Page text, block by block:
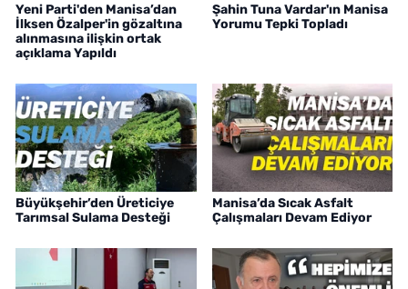
Yeni Parti'den Manisa’dan
İlksen Özalper'in gözaltına
alınmasına ilişkin ortak
açıklama Yapıldı
Şahin Tuna Vardar'ın Manisa
Yorumu Tepki Topladı
Büyükşehir’den Üreticiye
Tarımsal Sulama Desteği
Manisa’da Sıcak Asfalt
Çalışmaları Devam Ediyor